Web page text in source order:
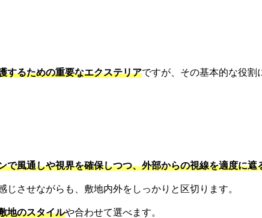
するための重要なエクステリアですが、その基本的な役割
で風通しや視界を確保しつつ、外部からの視線を適度に遮
じさせながらも、敷地内外をしっかりと区切ります。
地のスタイルや合わせて選べます。